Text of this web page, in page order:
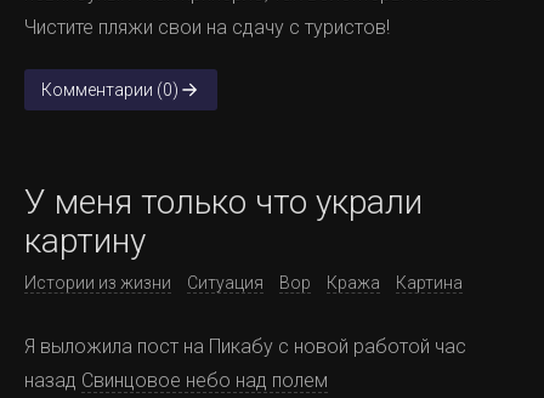
Чистите пляжи свои на сдачу с туристов!
Комментарии (0)
У меня только что украли
картину
Истории из жизни Ситуация Вор Кража Картина
Я выложила пост на Пикабу с новой работой час
назад Свинцовое небо над полем